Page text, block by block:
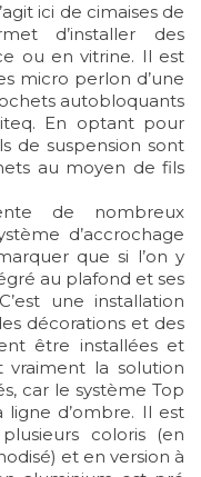
ici de cimaises de
d’installer des
ou en vitrine. Il est
micro perlon d’une
autobloquants
En optant pour
de suspension sont
au moyen de fils
de nombreux
d’accrochage
que si l’on y
au plafond et ses
une installation
décorations et des
être installées et
vraiment la solution
car le système Top
ligne d’ombre. Il est
coloris (en
et en version à